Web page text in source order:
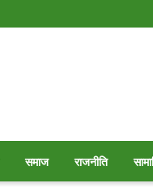
समाज राजनीति